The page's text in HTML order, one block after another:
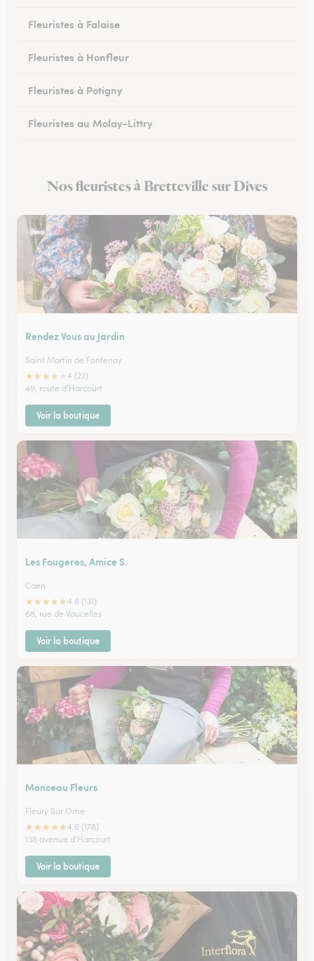
Fleuristes à Falaise
Fleuristes à Honfleur
Fleuristes à Potigny
Fleuristes au Molay-Littry
Fleuristes à Saint-Martin-de-Fontenay
Nos fleuristes à Bretteville sur Dives
Rendez Vous au Jardin
Saint Martin de Fontenay
★★★★
4 (22)
49, route d'Harcourt
Voir la boutique
Les Fougeres, Amice S.
Caen
★★★★★4.6 (131)
68, rue de Vaucelles
Voir la boutique
Monceau Fleurs
Fleury Sur Orne
★★★★★4.6 (178)
138 avenue d'Harcourt
Voir la boutique